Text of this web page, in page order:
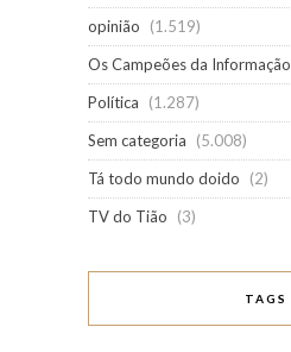
opinião
(1.519)
Os Campeões da Informação
Política
(1.287)
Sem categoria
(5.008)
Tá todo mundo doido
(2)
TV do Tião
(3)
TAGS